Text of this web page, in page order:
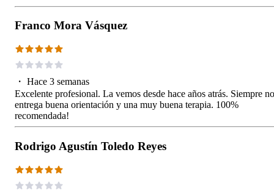
Franco Mora Vásquez
・ Hace 3 semanas
Excelente profesional. La vemos desde hace años atrás. Siempre
entrega buena orientación y una muy buena terapia. 100%
recomendada!
Rodrigo Agustín Toledo Reyes